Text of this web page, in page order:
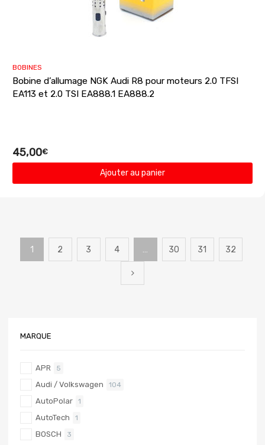
BOBINES
Bobine d’allumage NGK Audi R8 pour moteurs 2.0 TFSI
EA113 et 2.0 TSI EA888.1 EA888.2
45,00€
Ajouter au panier
1 2 3 4 … 30 31 32
MARQUE
APR 5
Audi / Volkswagen 104
AutoPolar 1
AutoTech 1
BOSCH 3